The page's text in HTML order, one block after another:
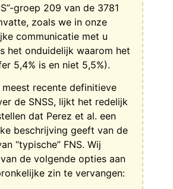
groep 209 van de 3781
zoals we in onze
communicatie met u
het onduidelijk waarom het
5,4% is en niet 5,5%).
meest recente definitieve
de SNSS, lijkt het redelijk
dat Perez et al. een
beschrijving geeft van de
“typische” FNS. Wij
de volgende opties aan
zin te vervangen: